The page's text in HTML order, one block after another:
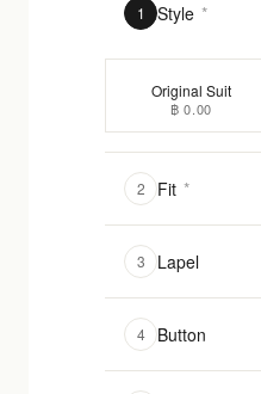
1 Style *
Original Suit
฿ 0.00
2 Fit *
3 Lapel
4 Button